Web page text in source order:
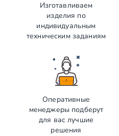
Изготавливаем
изделия по
индивидуальным
техническим заданиям
Оперативные
менеджеры подберут
для вас лучшие
решения